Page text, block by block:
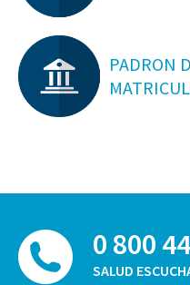
PADRON
0 800
SALUD